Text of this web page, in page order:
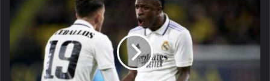
الملك:
مدريد